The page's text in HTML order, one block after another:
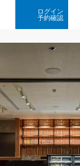
ログイン
予約確認